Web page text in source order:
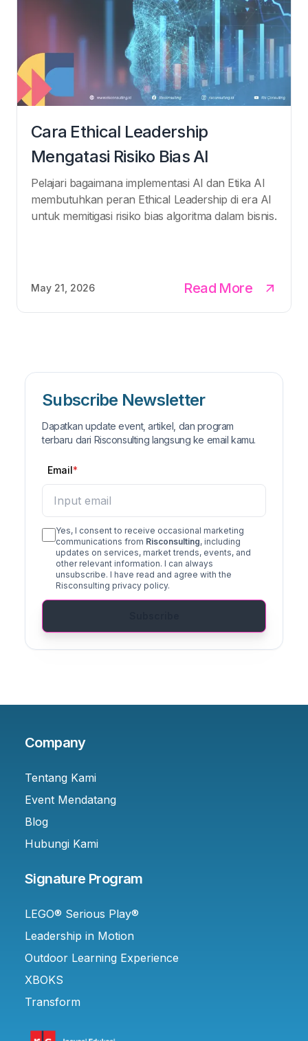
Cara Ethical Leadership
Mengatasi Risiko Bias AI
Pelajari bagaimana implementasi AI dan Etika AI
membutuhkan peran Ethical Leadership di era AI
untuk memitigasi risiko bias algoritma dalam bisnis.
May 21, 2026 Read More
Subscribe Newsletter
Dapatkan update event, artikel, dan program
terbaru dari Risconsulting langsung ke email kamu.
Email
Yes, I consent to receive occasional marketing
communications from Risconsulting, including
updates on services, market trends, events, and
other relevant information. I can always
unsubscribe. I have read and agree with the
Risconsulting privacy policy.
Company
Tentang Kami
Event Mendatang
Blog
Hubungi Kami
Signature Program
LEGO® Serious Play®
Leadership in Motion
Outdoor Learning Experience
XBOKS
Transform